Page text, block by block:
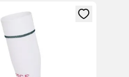
για να συνδεθείτε ή να